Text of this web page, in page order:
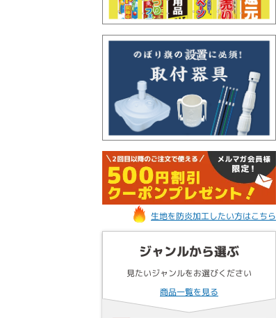
生地を防炎加工したい方はこちら
ジャンルから選ぶ
見たいジャンルをお選びください
商品一覧を見る